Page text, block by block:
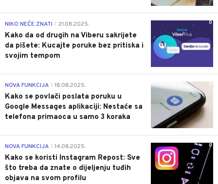
0
NIKO NEĆE ZNATI 21.08.2025.
Kako da od drugih na Viberu sakrijete
da pišete: Kucajte poruke bez pritiska i
svojim tempom
0
NOVA FUNKCIJA 18.08.2025.
Kako se povlači poslata poruku u
Google Messages aplikaciji: Nestaće sa
telefona primaoca u samo 3 koraka
0
NOVA FUNKCIJA 14.08.2025.
Kako se koristi Instagram Repost: Sve
što treba da znate o dijeljenju tuđih
objava na svom profilu